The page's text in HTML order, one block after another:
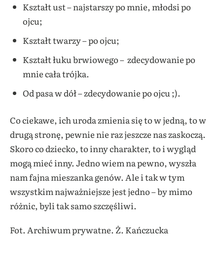
Kształt ust – najstarszy po mnie, młodsi po
ojcu;
Kształt twarzy – po ojcu;
Kształt łuku brwiowego – zdecydowanie po
mnie cała trójka.
Od pasa w dół – zdecydowanie po ojcu ;).
Co ciekawe, ich uroda zmienia się to w jedną, to w
drugą stronę, pewnie nie raz jeszcze nas zaskoczą.
Skoro co dziecko, to inny charakter, to i wygląd
mogą mieć inny. Jedno wiem na pewno, wyszła
nam fajna mieszanka genów. Ale i tak w tym
wszystkim najważniejsze jest jedno – by mimo
różnic, byli tak samo szczęśliwi.
Fot. Archiwum prywatne. Ż. Kańczucka